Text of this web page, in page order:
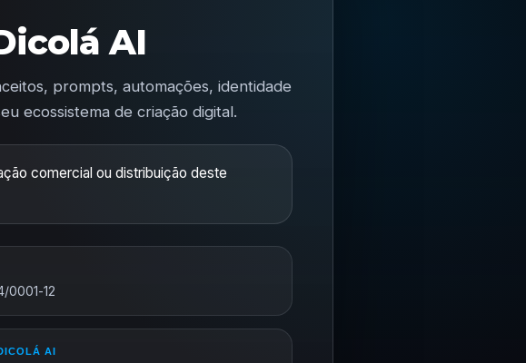
AI
prompts, automações, identidade
ecossistema de criação digital.
comercial ou distribuição deste
0001-12
AI